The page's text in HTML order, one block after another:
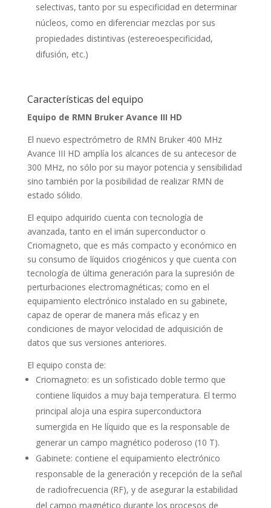
selectivas, tanto por su especificidad en determinar
núcleos, como en diferenciar mezclas por sus
propiedades distintivas (estereoespecificidad,
difusión, etc.)
Características del equipo
Equipo de RMN Bruker Avance III HD
El nuevo espectrómetro de RMN Bruker 400 MHz
Avance III HD amplía los alcances de su antecesor de
300 MHz, no sólo por su mayor potencia y sensibilidad
sino también por la posibilidad de realizar RMN de
estado sólido.
El equipo adquirido cuenta con tecnología de
avanzada, tanto en el imán superconductor o
Criomagneto, que es más compacto y económico en
su consumo de líquidos criogénicos y que cuenta con
tecnología de última generación para la supresión de
perturbaciones electromagnéticas; como en el
equipamiento electrónico instalado en su gabinete,
capaz de operar de manera más eficaz y en
condiciones de mayor velocidad de adquisición de
datos que sus versiones anteriores.
El equipo consta de:
Criomagneto: es un sofisticado doble termo que
contiene líquidos a muy baja temperatura. El termo
principal aloja una espira superconductora
sumergida en He líquido que es la responsable de
generar un campo magnético poderoso (10 T).
Gabinete: contiene el equipamiento electrónico
responsable de la generación y recepción de la señal
de radiofrecuencia (RF), y de asegurar la estabilidad
del campo magnético durante los procesos de